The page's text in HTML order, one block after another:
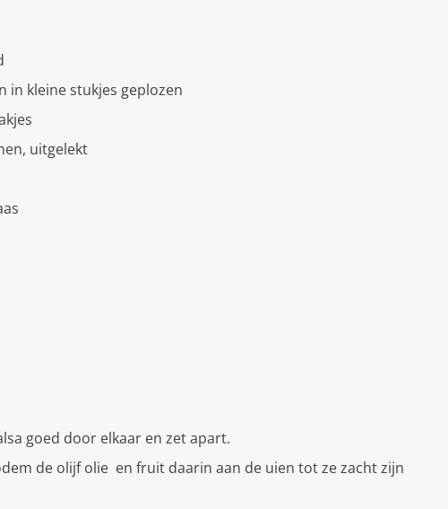
in kleine stukjes geplozen
uitgelekt
goed door elkaar en zet apart.
de olijf olie en fruit daarin aan de uien tot ze zacht zijn